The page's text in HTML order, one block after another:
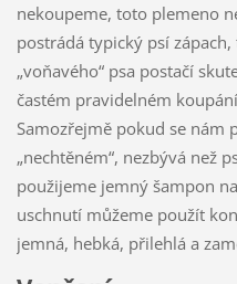
nekoupeme, toto plemeno
postrádá typický psí
„voňavého“ psa postačí
častém pravidelném
Samozřejmě pokud se nám
„nechtěném“, nezbývá než
použijeme jemný šampon
uschnutí můžeme použít
jemná, hebká, přilehlá a